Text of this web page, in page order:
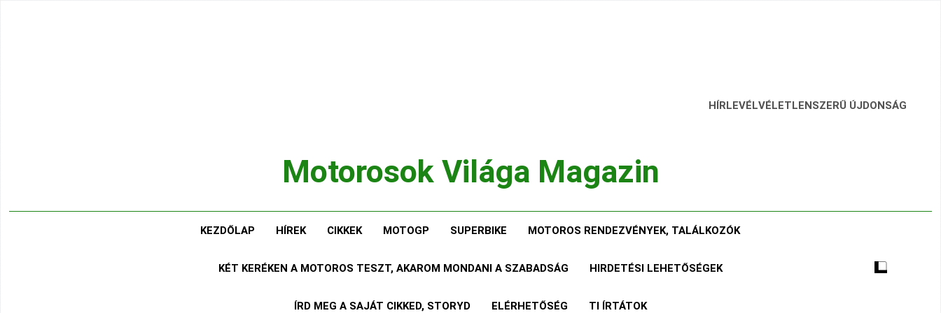
Motorosok Világa Magazin
HÍRLEVÉLVÉLETLENSZERŰ ÚJDONSÁG
KEZDŐLAP HÍREK CIKKEK MOTOGP SUPERBIKE MOTOROS RENDEZVÉNYEK, TALÁLKOZÓK
KÉT KERÉKEN A MOTOROS TESZT, AKAROM MONDANI A SZABADSÁG HIRDETÉSI LEHETŐSÉGEK
ÍRD MEG A SAJÁT CIKKED, STORYD ELÉRHETŐSÉG TI ÍRTÁTOK